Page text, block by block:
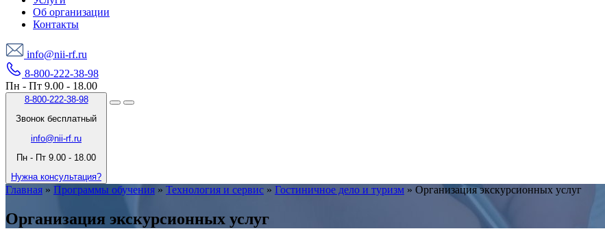
Об организации
Контакты
info@nii-rf.ru
8-800-222-38-98
Пн - Пт 9.00 - 18.00
8-800-222-38-98
Звонок бесплатный
info@nii-rf.ru
Пн - Пт 9.00 - 18.00
Нужна консультация?
Главная » Программы обучения » Технология и сервис » Гостиничное дело и туризм » Организация экскурсионных услуг
Организация экскурсионных услуг